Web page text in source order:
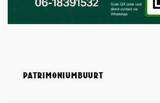
PATRIMONIUMBUURT